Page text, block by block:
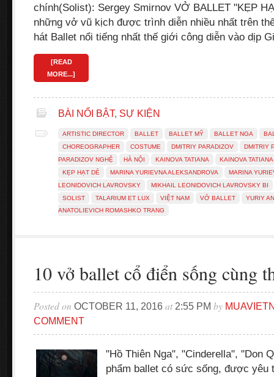
chính(Solist): Sergey Smirnov VỞ BALLET "KẸP
những vở vũ kịch được trình diễn nhiều nhất trên
hát Ballet nổi tiếng nhất thế giới công diễn vào dịp
[READ
MORE...]
BÀI NỔI BẬT, SỰ KIỆN
ARTISTIC DIRECTOR BALLET BALLET MỸ BALLET NGA
CHOREOGRAPHER
COSTUME DMITRIY PARADIZOV
DMITRIY
PARADIZOV NGHỆ
HÀ NỘI KAINOVA TATIANA
KAINOVA
KẸP HẠT DẺ
MARINA YURIEVNA ALEKSANDROVA
MARINA
LEONIDOVICH LAVROVSKY
MIKHAIL LEONIDOVICH LAVROVSKY BI
SOLIST
TALARIUM ET LUX VIỆT NAM VỞ BALLET
YURIY
ANATOLIEVICH ROMASHKO TRANG
10 vở ballet cổ điển sống cùng
Posted on OCTOBER 11, 2016 at 2:55 PM by
COMMENT
"Hồ Thiên Nga", "Cinderella", "Don
phẩm ballet có sức sống, được yêu